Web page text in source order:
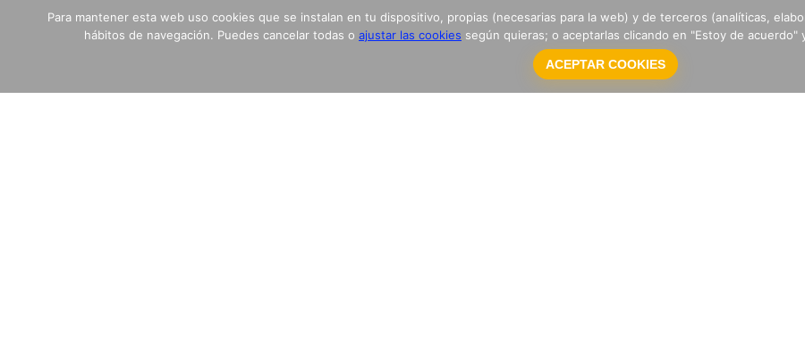
Para mantener esta web uso cookies que se instalan en tu dispositivo, propias (necesarias para la web) y de terceros (analíticas,
hábitos de navegación. Puedes cancelar todas o ajustar las cookies según quieras; o aceptarlas clicando en "Estoy de acuerdo"
ACEPTAR COOKIES